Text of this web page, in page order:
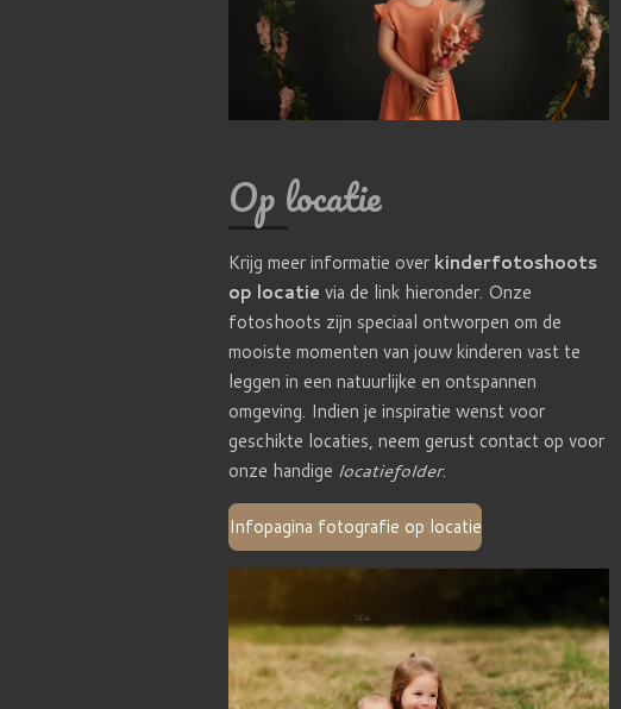
Op locatie
Krijg meer informatie over kinderfotoshoots
op locatie via de link hieronder. Onze
fotoshoots zijn speciaal ontworpen om de
mooiste momenten van jouw kinderen vast te
leggen in een natuurlijke en ontspannen
omgeving. Indien je inspiratie wenst voor
geschikte locaties, neem gerust contact op voor
onze handige locatiefolder.
Infopagina fotografie op locatie